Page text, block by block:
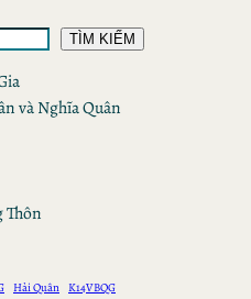
TÌM KIẾM
và Nghĩa Quân
Thôn
Hải Quân K14VBQG